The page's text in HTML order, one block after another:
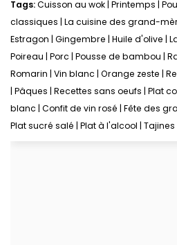
Tags:Cuisson au wok Printemps
classiques La cuisine des grand-
Estragon Gingembre Huile d'olive
Poireau Porc Pousse de bambou
Romarin Vin blanc Orange zeste
Pâques Recettes sans oeufs Plat
blanc Confit de vin rosé Fête des
Plat sucré salé Plat à l'alcool Tajines